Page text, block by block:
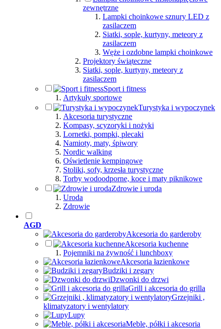
zewnętrzne
Lampki choinkowe sznury LED z
zasilaczem
Siatki, sople, kurtyny, meteory z
zasilaczem
Węże i ozdobne lampki choinkowe
Projektory świąteczne
Siatki, sople, kurtyny, meteory z
zasilaczem
Sport i fitness
Artykuły sportowe
Turystyka i wypoczynek
Akcesoria turystyczne
Kompasy, scyzoryki i nożyki
Lornetki, pompki, plecaki
Namioty, maty, śpiwory
Nordic walking
Oświetlenie kempingowe
Stoliki, sofy, krzesła turystyczne
Torby wodoodporne, koce i maty piknikowe
Zdrowie i uroda
Uroda
Zdrowie
AGD
Akcesoria do garderoby
Akcesoria kuchenne
Pojemniki na żywność i lunchboxy
Akcesoria łazienkowe
Budziki i zegary
Dzwonki do drzwi
Grill i akcesoria do grilla
Grzejniki ,
klimatyzatory i wentylatory
Lupy
Meble, półki i akcesoria